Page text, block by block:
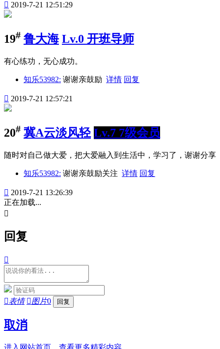
 2019-7-21 12:51:29
19# 鲁大海 Lv.0 开班导师
有心练功，无心成功。
知乐53982: 谢谢亲鼓励 详情 回复
 2019-7-21 12:57:21
20# 冀A云淡风轻 Lv.7 7级会员
随时对自己做大爱，把大爱融入到生活中，学习了，谢谢分享
知乐53982: 谢谢亲鼓励关注 详情 回复
 2019-7-21 13:26:39
正在加载...

回复

表情 图片0
取消